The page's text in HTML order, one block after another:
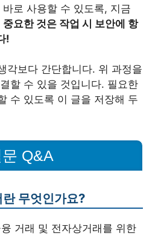
로 사용할 수 있도록, 지금
중요한 것은 작업 시 보안에 항
!
각보다 간단합니다. 위 과정을
할 수 있을 것입니다. 필요한
수 있도록 이 글을 저장해 두
Q&A
무엇인가요?
거래 및 전자상거래를 위한